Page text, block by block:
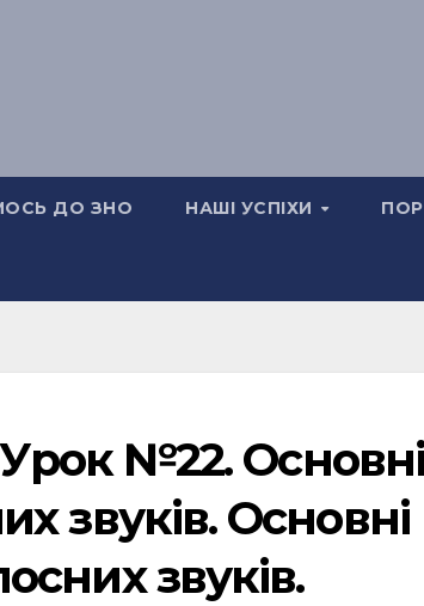
ДО ЗНО НАШІ УСПІХИ
Урок №22.
звуків. Основні
звуків.